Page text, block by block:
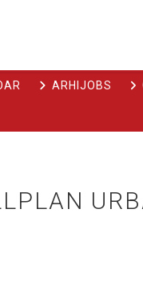
ARHIJOBS